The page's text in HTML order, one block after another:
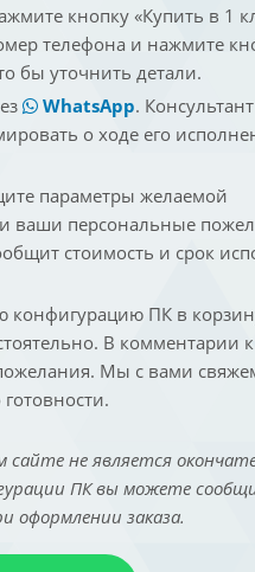
кнопку «Купить в 1
телефона и нажмите
бы уточнить детали.
WhatsApp. Консультант
о ходе его
параметры желаемой
ваши персональные
стоимость и срок
конфигурацию ПК в
В комментарии к
Мы с вами
не является
ПК вы можете
оформлении заказа.